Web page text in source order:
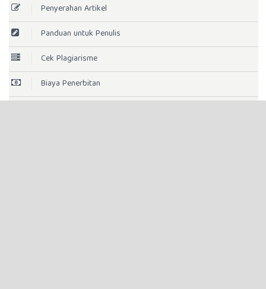
Penyerahan Artikel
Panduan untuk Penulis
Cek Plagiarisme
Biaya Penerbitan